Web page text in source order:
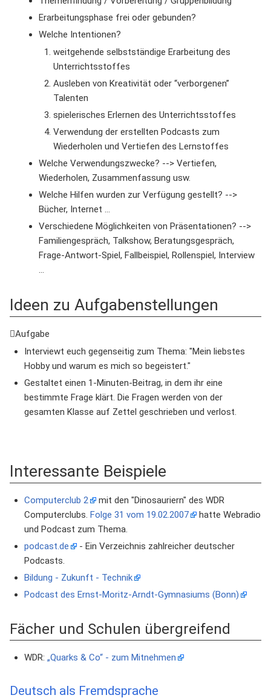
Erarbeitungsphase frei oder gebunden?
Welche Intentionen?
weitgehende selbstständige Erarbeitung des
Unterrichtsstoffes
Ausleben von Kreativität oder “verborgenen”
Talenten
spielerisches Erlernen des Unterrichtsstoffes
Verwendung der erstellten Podcasts zum
Wiederholen und Vertiefen des Lernstoffes
Welche Verwendungszwecke? --> Vertiefen,
Wiederholen, Zusammenfassung usw.
Welche Hilfen wurden zur Verfügung gestellt? -->
Bücher, Internet ...
Verschiedene Möglichkeiten von Präsentationen? -->
Familiengespräch, Talkshow, Beratungsgespräch,
Frage-Antwort-Spiel, Fallbeispiel, Rollenspiel, Interview
...
Ideen zu Aufgabenstellungen
Aufgabe
Interviewt euch gegenseitig zum Thema: "Mein liebstes
Hobby und warum es mich so begeistert."
Gestaltet einen 1-Minuten-Beitrag, in dem ihr eine
bestimmte Frage klärt. Die Fragen werden von der
gesamten Klasse auf Zettel geschrieben und verlost.
Interessante Beispiele
Computerclub 2
mit den "Dinosauriern" des WDR
Computerclubs. Folge 31 vom 19.02.2007
hatte Webradio
und Podcast zum Thema.
podcast.de
- Ein Verzeichnis zahlreicher deutscher
Podcasts.
Bildung - Zukunft - Technik
Podcast des Ernst-Moritz-Arndt-Gymnasiums (Bonn)
Fächer und Schulen übergreifend
WDR: „Quarks & Co“ - zum Mitnehmen
Deutsch als Fremdsprache